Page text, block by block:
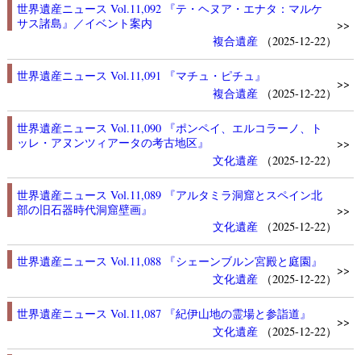
世界遺産ニュース Vol.11,092 『テ・ヘヌア・エナタ：マルケ
サス諸島』／イベント案内
複合遺産
（2025-12-22）
>>
世界遺産ニュース Vol.11,091 『マチュ・ピチュ』
複合遺産
（2025-12-22）
>>
世界遺産ニュース Vol.11,090 『ポンペイ、エルコラーノ、ト
ッレ・アヌンツィアータの考古地区』
文化遺産
（2025-12-22）
>>
世界遺産ニュース Vol.11,089 『アルタミラ洞窟とスペイン北
部の旧石器時代洞窟壁画』
文化遺産
（2025-12-22）
>>
世界遺産ニュース Vol.11,088 『シェーンブルン宮殿と庭園』
文化遺産
（2025-12-22）
>>
世界遺産ニュース Vol.11,087 『紀伊山地の霊場と参詣道』
文化遺産
（2025-12-22）
>>